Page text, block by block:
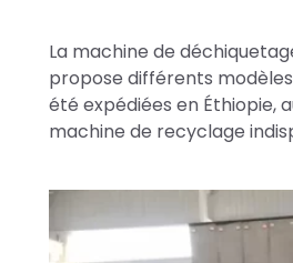
La machine de
propose différents
été expédiées en Éthiopie,
machine de recyclage